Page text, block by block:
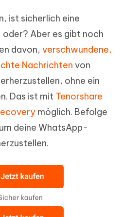
ist sicherlich eine
Aber es gibt noch
davon, verschwundene,
Nachrichten von
ohne ein
Das ist mit Tenorshare
möglich. Befolge
deine WhatsApp-